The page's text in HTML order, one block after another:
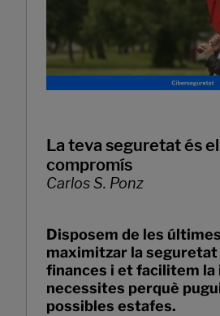
La teva seguretat és
compromís
Carlos S. Ponz
Disposem de les
maximitzar la seguretat
finances i et facilitem la
necessites perquè
possibles estafes.